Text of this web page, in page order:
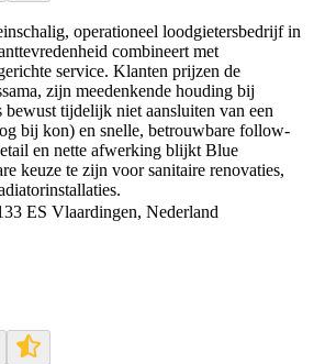
operationeel loodgietersbedrijf in
combineert met
service. Klanten prijzen de
zijn meedenkende houding bij
bewust tijdelijk niet aansluiten van een
bij kon) en snelle, betrouwbare follow-
en nette afwerking blijkt Blue
keuze te zijn voor sanitaire renovaties,
ES Vlaardingen, Nederland